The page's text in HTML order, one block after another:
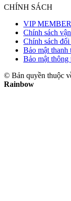
CHÍNH SÁCH
VIP
Chính sách
Chính sách đổi
Bảo mật thanh
Bảo mật thông
© Bản quyền thuộc
Rainbow